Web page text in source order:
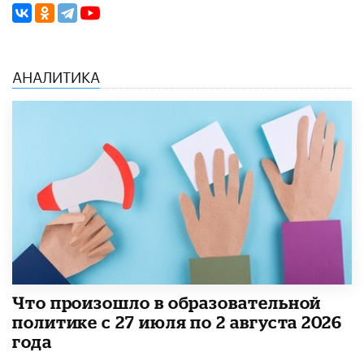
АНАЛИТИКА
​Что произошло в образовательной
политике с 27 июля по 2 августа 2026
года